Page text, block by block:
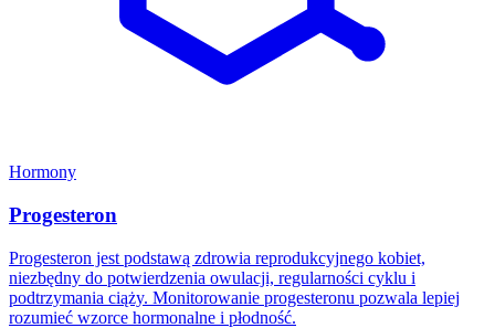
Hormony
Progesteron
Progesteron jest podstawą zdrowia reprodukcyjnego kobiet,
niezbędny do potwierdzenia owulacji, regularności cyklu i
podtrzymania ciąży. Monitorowanie progesteronu pozwala lepiej
rozumieć wzorce hormonalne i płodność.